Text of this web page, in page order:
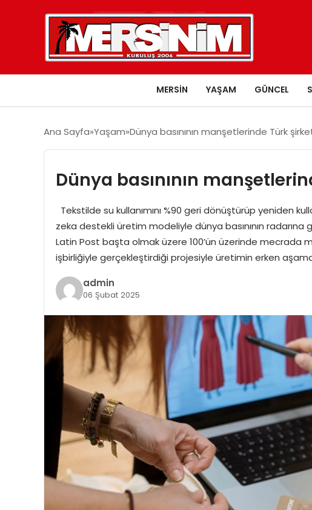
MERSIN YAŞAM GÜNCEL
Ana Sayfa Yaşam Dünya basınının manşetlerinde Türk
Dünya basınının
Tekstilde su kullanımını %90 geri dönüştürüp yeniden
zeka destekli üretim modeliyle dünya basınının
Latin Post başta olmak üzere 100’ün üzerinde mecrada
işbirliğiyle gerçekleştirdiği projesiyle üretimin erken
admin
06 Şubat 2025